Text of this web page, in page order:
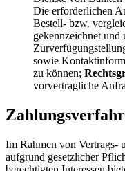
Die erforderlichen
Bestell- bzw.
gekennzeichnet und
sowie
zu können;
vorvertragliche
Im Rahmen von Vertrags-
aufgrund gesetzlicher